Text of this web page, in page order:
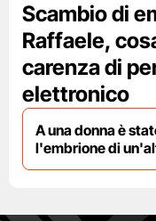
Scambio di
Raffaele,
carenza di
elettronico
A una donna è
l'embrione di